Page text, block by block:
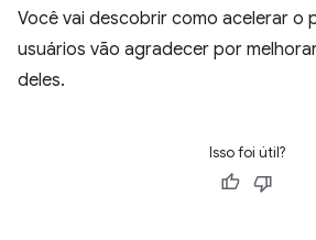
Você vai descobrir como acelerar o
usuários vão agradecer por
deles.
Isso foi útil?